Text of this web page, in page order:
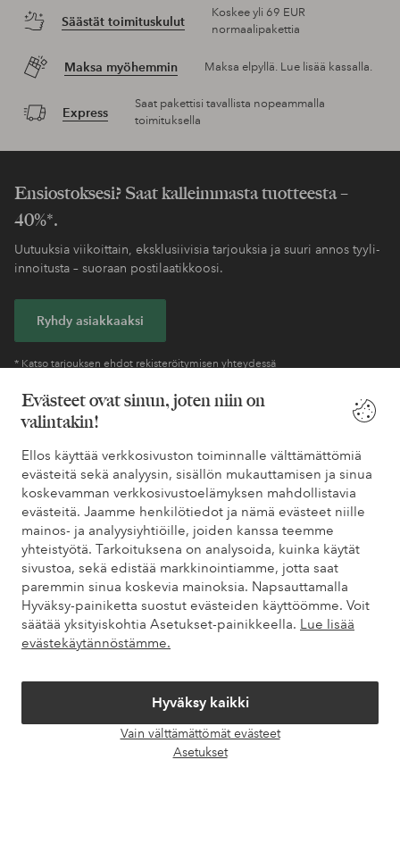
Evästeet ovat sinun, joten niin on
valintakin!
Ellos käyttää verkkosivuston toiminnalle välttämättömiä
evästeitä sekä analyysin, sisällön mukauttamisen ja sinua
koskevamman verkkosivustoelämyksen mahdollistavia
evästeitä. Jaamme henkilötiedot ja nämä evästeet niille
mainos- ja analyysiyhtiöille, joiden kanssa teemme
yhteistyötä. Tarkoituksena on analysoida, kuinka käytät
sivustoa, sekä edistää markkinointiamme, jotta saat
paremmin sinua koskevia mainoksia. Napsauttamalla
Hyväksy-painiketta suostut evästeiden käyttöömme. Voit
säätää yksityiskohtia Asetukset-painikkeella. Lue lisää
evästekäytännöstämme.
Hyväksy kaikki
Vain välttämättömät evästeet
Asetukset
Säästät toimituskulut
Koskee yli 69 EUR
normaalipakettia
Maksa myöhemmin Maksa elpyllä. Lue lisää kassalla.
Express
Saat pakettisi tavallista nopeammalla
toimituksella
Ensiostoksesi? Saat kalleimmasta tuotteesta –
40%*.
Uutuuksia viikoittain, eksklusiivisia tarjouksia ja suuri annos tyyli-
innoitusta – suoraan postilaatikkoosi.
Ryhdy asiakkaaksi
* Katso tarjouksen ehdot rekisteröitymisen yhteydessä
Tarvitsetko apua?
Löydät vastaukset useimmin kysyttyihin kysymyksiin usein
kysytyistä kysymyksistä. Löydät myös tietoa siitä, miten voit ottaa
meihin yhteyttä.
Asiakaspalvelu Tilaukset Maksutavat
Omat sivut